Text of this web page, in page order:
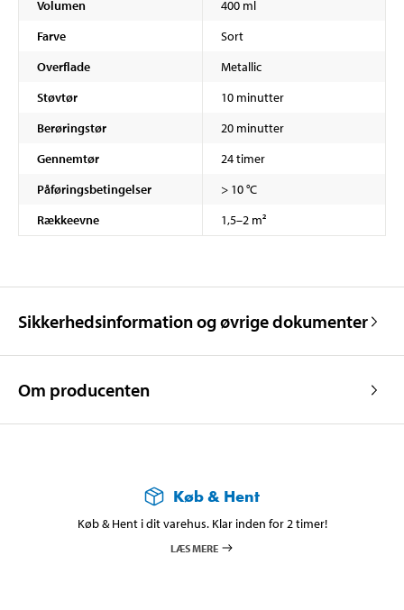
Volumen
400 ml
Farve
Sort
Overflade
Metallic
Støvtør
10 minutter
Berøringstør
20 minutter
Gennemtør
24 timer
Påføringsbetingelser
> 10 °C
Rækkeevne
1,5–2 m²
Sikkerhedsinformation og øvrige dokumenter
Om producenten
Køb & Hent
Køb & Hent i dit varehus. Klar inden for 2 timer!
LÆS MERE